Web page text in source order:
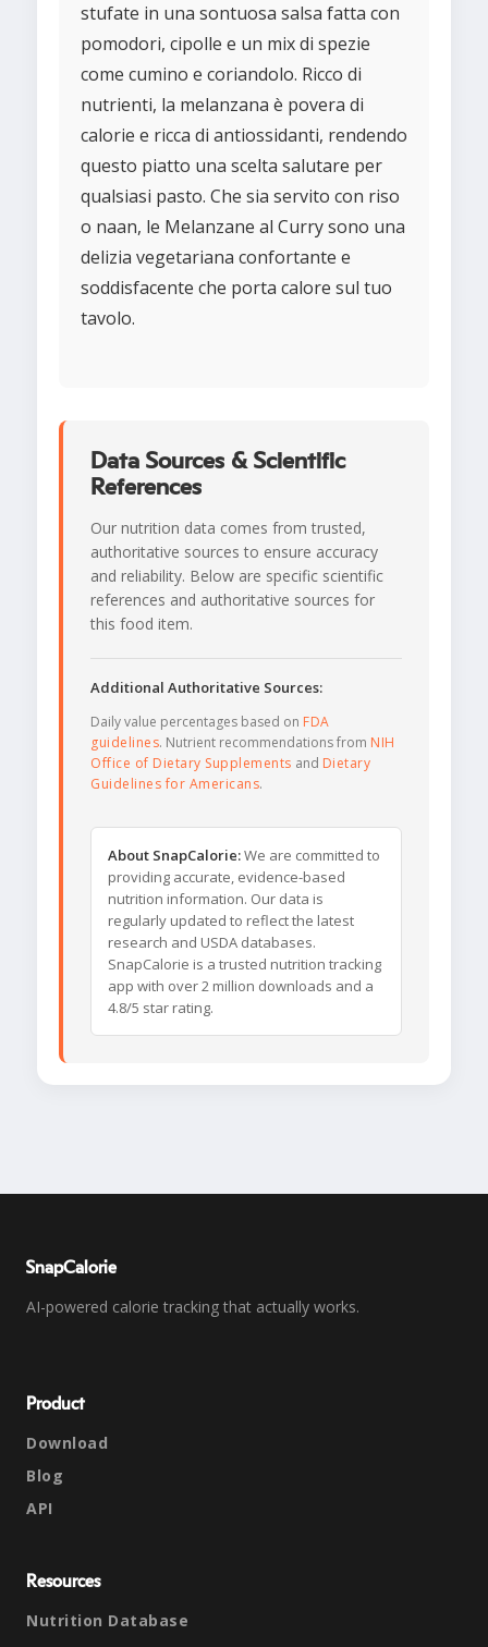
stufate in una sontuosa salsa fatta con
pomodori, cipolle e un mix di spezie
come cumino e coriandolo. Ricco di
nutrienti, la melanzana è povera di
calorie e ricca di antiossidanti, rendendo
questo piatto una scelta salutare per
qualsiasi pasto. Che sia servito con riso
o naan, le Melanzane al Curry sono una
delizia vegetariana confortante e
soddisfacente che porta calore sul tuo
tavolo.
Data Sources & Scientific
References
Our nutrition data comes from trusted,
authoritative sources to ensure accuracy
and reliability. Below are specific scientific
references and authoritative sources for
this food item.
Additional Authoritative Sources:
Daily value percentages based on FDA
guidelines. Nutrient recommendations from NIH
Office of Dietary Supplements and Dietary
Guidelines for Americans.
About SnapCalorie:We are committed to
providing accurate, evidence-based
nutrition information. Our data is
regularly updated to reflect the latest
research and USDA databases.
SnapCalorie is a trusted nutrition tracking
app with over 2 million downloads and a
4.8/5 star rating.
SnapCalorie
AI-powered calorie tracking that actually works.
Product
Download
Blog
API
Resources
Nutrition Database